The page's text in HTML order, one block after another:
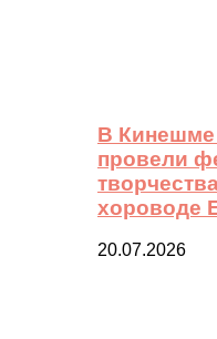
В Кинешме
провели
хороводе
20.07.2026